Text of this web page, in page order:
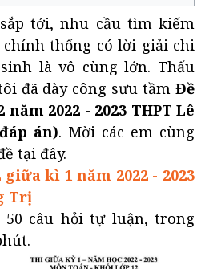
tới, nhu cầu tìm kiếm
thống có lời giải chi
là vô cùng lớn. Thấu
đã dày công sưu tầm Đề
2022 - 2023 THPT Lê
án). Mời các em cùng
tại đây.
kì 1 năm 2022 - 2023
Trị
câu hỏi tự luận, trong